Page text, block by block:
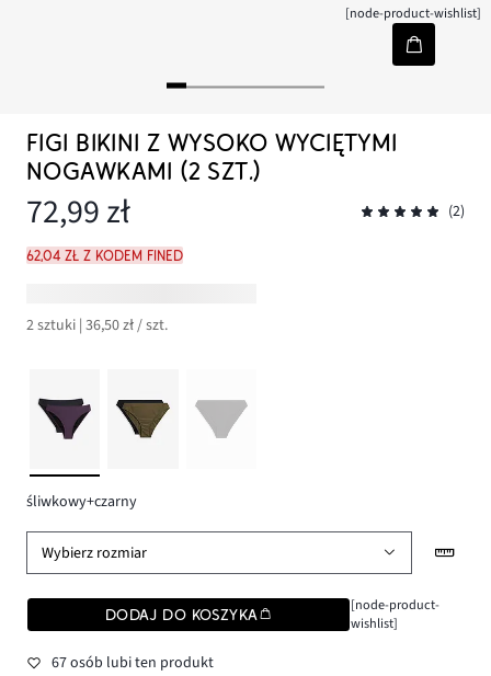
[node-product-wishlist]
FIGI BIKINI Z WYSOKO WYCIĘTYMI
NOGAWKAMI (2 SZT.)
72,99 zł (2)
62,04 zł z kodem FINED
2 sztuki | 36,50 zł / szt.
śliwkowy+czarny
Wybierz rozmiar
DODAJ DO KOSZYKA
[node-product-
wishlist]
67 osób lubi ten produkt